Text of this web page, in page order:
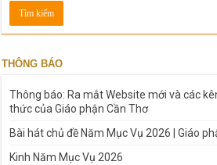
THÔNG BÁO
Thông báo: Ra mắt Website mới và các
thức của Giáo phận Cần Thơ
Bài hát chủ đề Năm Mục Vụ 2026 | Giáo
Kinh Năm Mục Vụ 2026